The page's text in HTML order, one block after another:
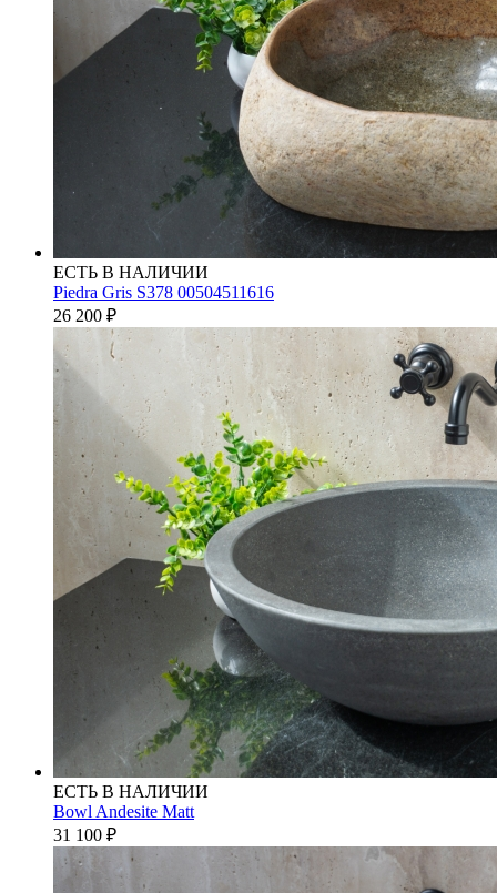
ЕСТЬ В НАЛИЧИИ
Piedra Gris S378 00504511616
26 200 ₽
ЕСТЬ В НАЛИЧИИ
Bowl Andesite Matt
31 100 ₽